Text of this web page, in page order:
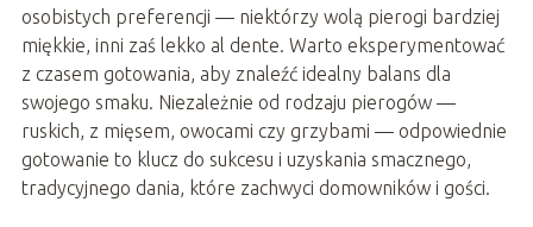
osobistych preferencji — niektórzy wolą pierogi bardziej
miękkie, inni zaś lekko al dente. Warto eksperymentować
z czasem gotowania, aby znaleźć idealny balans dla
swojego smaku. Niezależnie od rodzaju pierogów —
ruskich, z mięsem, owocami czy grzybami — odpowiednie
gotowanie to klucz do sukcesu i uzyskania smacznego,
tradycyjnego dania, które zachwyci domowników i gości.